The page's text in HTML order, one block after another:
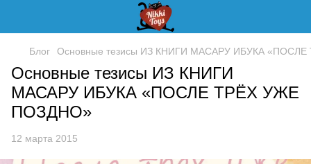
Блог Основные тезисы ИЗ КНИГИ МАСАРУ ИБУКА
Основные тезисы ИЗ КНИГИ
МАСАРУ ИБУКА «ПОСЛЕ ТРЁХ УЖЕ
ПОЗДНО»
12 марта 2015